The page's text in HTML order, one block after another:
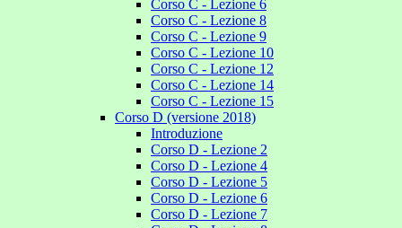
Corso C - Lezione 6
Corso C - Lezione 8
Corso C - Lezione 9
Corso C - Lezione 10
Corso C - Lezione 12
Corso C - Lezione 14
Corso C - Lezione 15
Corso D (versione 2018)
Introduzione
Corso D - Lezione 2
Corso D - Lezione 4
Corso D - Lezione 5
Corso D - Lezione 6
Corso D - Lezione 7